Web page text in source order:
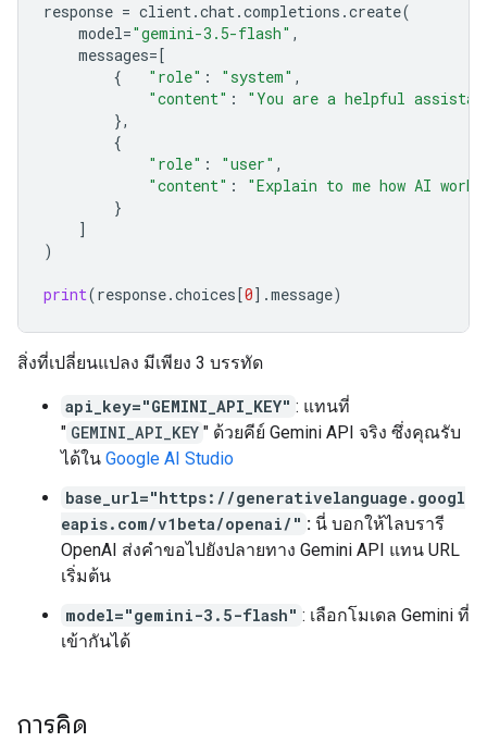
response = client.chat.completions .create(
model="gemini-3.5-flash" ,
messages=[
{
"role" : "system" ,
"content" :
"You are a helpful
},
{
"role" : "user" ,
"content" :
"Explain to me how AI
}
]
)
print(response.choices[0] .message)
สิ่งที่เปลี่ยนแปลง มีเพียง 3 บรรทัด
api_key="GEMINI_API_KEY" : แทนที่
" GEMINI_API_KEY " ด้วยคีย์ Gemini API จริง ซึ่งคุณรับ
ได้ใน Google AI Studio
base_url="https://generativelanguage.googl
eapis.com/v1beta/openai/" : นี่ บอกให้ไลบรารี
OpenAI ส่งคำขอไปยังปลายทาง Gemini API แทน URL
เริ่มต้น
model="gemini-3.5-flash" : เลือกโมเดล Gemini ที่
เข้ากันได้
การคิด